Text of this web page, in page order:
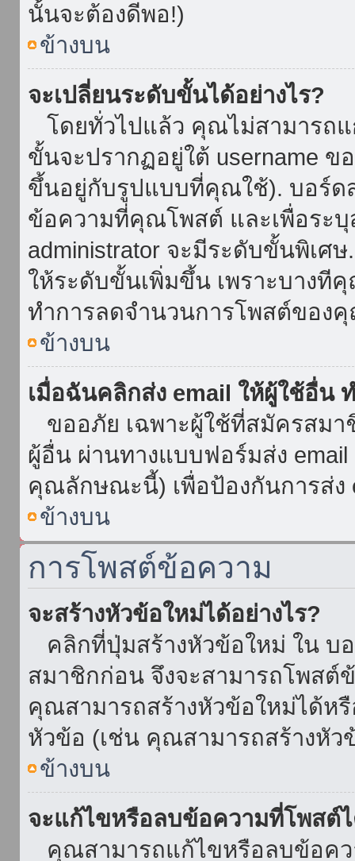
นั้นจะต้องดีพอ!)
ข้างบน
จะเปลี่ยนระดับขั้นได้อย่างไร?
โดยทั่วไปแล้ว คุณไม่สามารถ
ขั้นจะปรากฏอยู่ใต้ username
ขึ้นอยู่กับรูปแบบที่คุณใช้). บอร์ด
ข้อความที่คุณโพสต์ และเพื่อระบุ
administrator จะมีระดับขั้นพิเศ
ให้ระดับขั้นเพิ่มขึ้น เพราะบางที
ทำการลดจำนวนการโพสต์ของ
ข้างบน
เมื่อฉันคลิกส่ง email ให้ผู้ใช้อื่น
ขออภัย เฉพาะผู้ใช้ที่สมัครสมา
ผู้อื่น ผ่านทางแบบฟอร์มส่ง
คุณลักษณะนี้) เพื่อป้องกันการส่ง
ข้างบน
การโพสต์ข้อความ
จะสร้างหัวข้อใหม่ได้อย่างไร?
คลิกที่ปุ่มสร้างหัวข้อใหม่ ใน บ
สมาชิกก่อน จึงจะสามารถโพส
คุณสามารถสร้างหัวข้อใหม่ได้ห
หัวข้อ (เช่น คุณสามารถสร้างหั
ข้างบน
จะแก้ไขหรือลบข้อความที่โพสต์ไ
คุณสามารถแก้ไขหรือลบข้อคว